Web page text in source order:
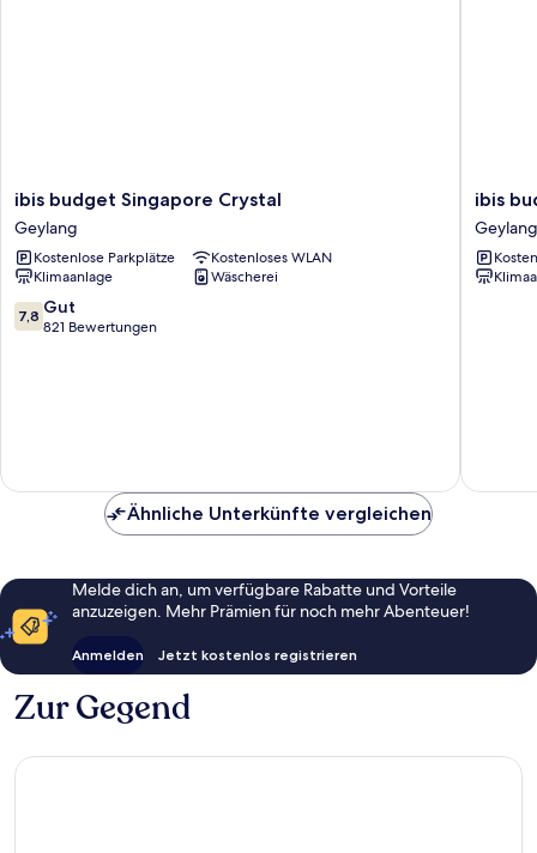
ibis
budget
Singapore
Crystal
Geylang
ibis budget Singapore Crystal
Geylang
Kostenlose Parkplätze
Kostenloses WLAN
Klimaanlage
Wäscherei
7.8
von
7,8 Gut
821 Bewertungen
ibis
budget
Pearl
Geylang
ibis
Geylang
Ähnliche Unterkünfte vergleichen
Melde dich an, um verfügbare Rabatte und Vorteile
anzuzeigen. Mehr Prämien für noch mehr Abenteuer!
Anmelden Jetzt kostenlos registrieren
Zur Gegend